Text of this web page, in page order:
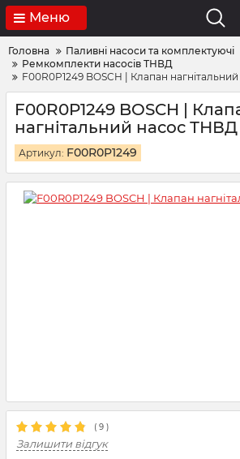
Меню
Головна
Паливні насоси та комплектуючі
Ремкомплекти насосів ТНВД
F00R0P1249 BOSCH | Клапан
F00R0P1249 BOSCH |
нагнітальний насос ТНВД
Артикул: F00R0P1249
( 9 )
Залишити відгук